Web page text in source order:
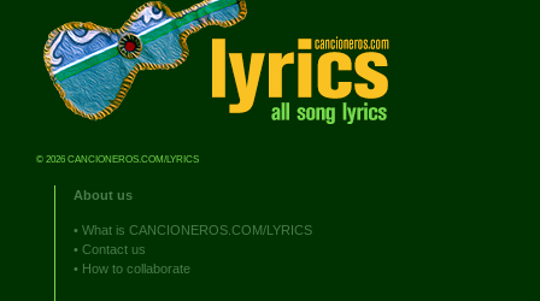
© 2026 CANCIONEROS.COM/LYRICS
About us
• What is CANCIONEROS.COM/LYRICS
• Contact us
• How to collaborate